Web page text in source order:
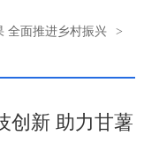
全面推进乡村振兴
>
创新 助力甘薯